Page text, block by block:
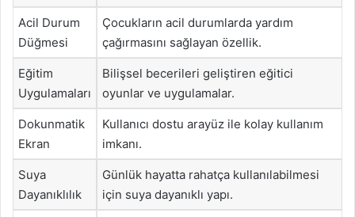
Acil Durum
Düğmesi
Çocukların acil durumlarda yardım
çağırmasını sağlayan özellik.
Eğitim
Uygulamaları
Bilişsel becerileri geliştiren eğitici
oyunlar ve uygulamalar.
Dokunmatik
Ekran
Kullanıcı dostu arayüz ile kolay kullanım
imkanı.
Suya
Dayanıklılık
Günlük hayatta rahatça kullanılabilmesi
için suya dayanıklı yapı.